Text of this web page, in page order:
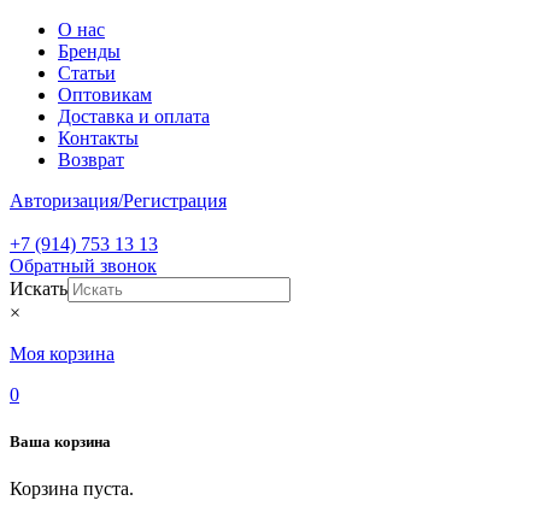
О нас
Бренды
Статьи
Оптовикам
Доставка и оплата
Контакты
Возврат
Авторизация/Регистрация
+7 (914) 753 13 13
Обратный звонок
Искать
×
Моя корзина
0
Ваша корзина
Корзина пуста.